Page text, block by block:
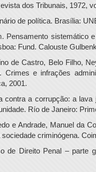
dos Tribunais, 1972,
de política. Brasília:
Pensamento sistemático
Fund. Calouste
de Castro, Belo Filho,
Crimes e infrações
2001.
contra a corrupção: a
Río de Janeiro:
e Andrade, Manuel da
criminógena.
de Direito Penal – parte